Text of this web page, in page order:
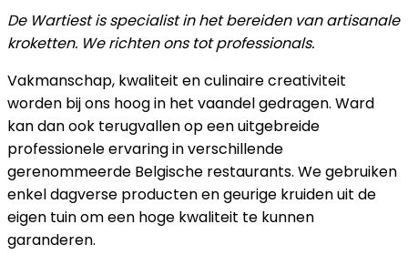
De Wartiest is specialist in het bereiden van artisanale
kroketten. We richten ons tot professionals.
Vakmanschap, kwaliteit en culinaire creativiteit
worden bij ons hoog in het vaandel gedragen. Ward
kan dan ook terugvallen op een uitgebreide
professionele ervaring in verschillende
gerenommeerde Belgische restaurants. We gebruiken
enkel dagverse producten en geurige kruiden uit de
eigen tuin om een hoge kwaliteit te kunnen
garanderen.